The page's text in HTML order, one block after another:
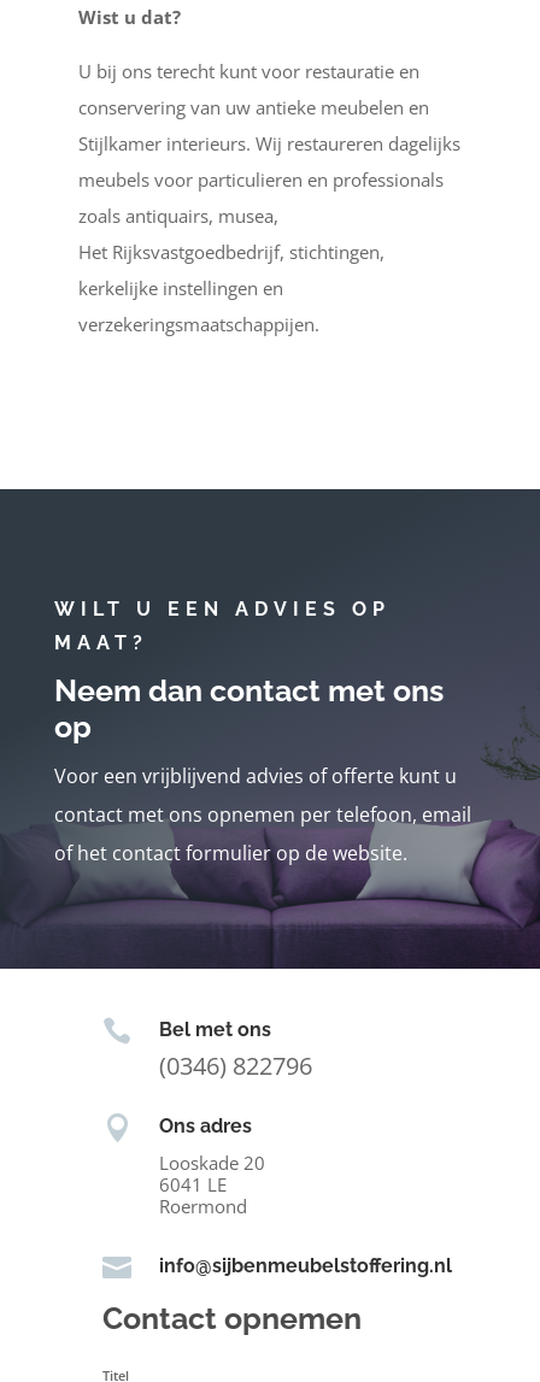
Wist u dat?
U bij ons terecht kunt voor restauratie en
conservering van uw antieke meubelen en
Stijlkamer interieurs. Wij restaureren dagelijks
meubels voor particulieren en professionals
zoals antiquairs, musea,
Het Rijksvastgoedbedrijf, stichtingen,
kerkelijke instellingen en
verzekeringsmaatschappijen.
WILT U EEN ADVIES OP
MAAT?
Neem dan contact met ons
op
Voor een vrijblijvend advies of offerte kunt u
contact met ons opnemen per telefoon, email
of het contact formulier op de website.
 Bel met ons
(0346) 822796
 Ons adres
Looskade 20
6041 LE
Roermond
 info@sijbenmeubelstoffering.nl
Contact opnemen
Titel